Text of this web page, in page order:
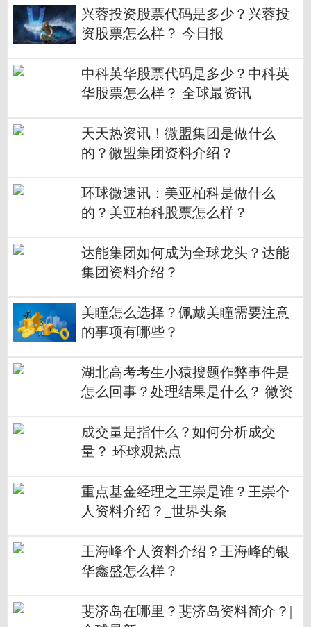
兴蓉投资股票代码是多少？兴蓉投
资股票怎么样？ 今日报
中科英华股票代码是多少？中科英
华股票怎么样？ 全球最资讯
天天热资讯！微盟集团是做什么
的？微盟集团资料介绍？
环球微速讯：美亚柏科是做什么
的？美亚柏科股票怎么样？
达能集团如何成为全球龙头？达能
集团资料介绍？
美瞳怎么选择？佩戴美瞳需要注意
的事项有哪些？
湖北高考考生小猿搜题作弊事件是
怎么回事？处理结果是什么？ 微资
成交量是指什么？如何分析成交
量？ 环球观热点
重点基金经理之王崇是谁？王崇个
人资料介绍？_世界头条
王海峰个人资料介绍？王海峰的银
华鑫盛怎么样？
斐济岛在哪里？斐济岛资料简介？|